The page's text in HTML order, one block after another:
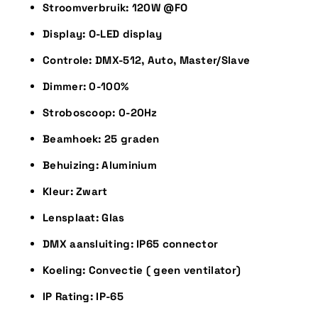
Stroomverbruik: 120W @FO
Display: O-LED display
Controle: DMX-512, Auto, Master/Slave
Dimmer: 0-100%
Stroboscoop: 0-20Hz
Beamhoek: 25 graden
Behuizing: Aluminium
Kleur: Zwart
Lensplaat: Glas
DMX aansluiting: IP65 connector
Koeling: Convectie ( geen ventilator)
IP Rating: IP-65